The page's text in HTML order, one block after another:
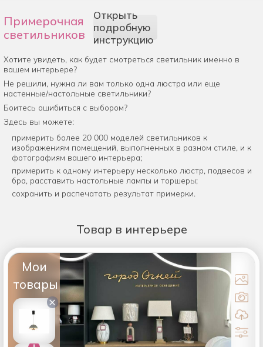
Примерочная
светильников
Открыть
подробную
инструкцию
Хотите увидеть, как будет смотреться светильник именно в
вашем интерьере?
Не решили, нужна ли вам только одна люстра или еще
настенные/настольные светильники?
Боитесь ошибиться с выбором?
Здесь вы можете:
примерить более 20 000 моделей светильников к
изображениям помещений, выполненных в разном стиле, и к
фотографиям вашего интерьера;
примерить к одному интерьеру несколько люстр, подвесов и
бра, расставить настольные лампы и торшеры;
сохранить и распечатать результат примерки.
Товар в интерьере
Мои
товары
×